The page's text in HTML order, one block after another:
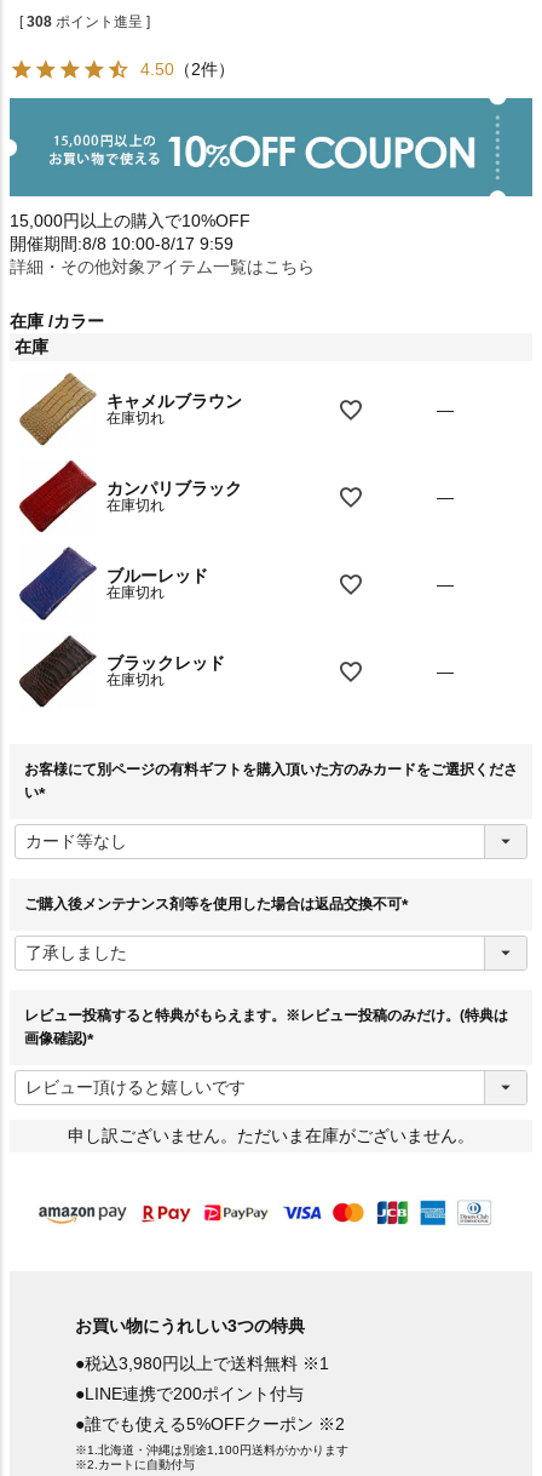
[ 308 ポイント進呈 ]
4.50 （2件）
15,000円以上の購入で10%OFF
開催期間:8/8 10:00-8/17 9:59
詳細・その他対象アイテム一覧はこちら
在庫 カラー
在庫
キャメルブラウン
在庫切れ —
カンパリブラック
在庫切れ —
ブルーレッド
在庫切れ —
ブラックレッド
在庫切れ —
お客様にて別ページの有料ギフトを購入頂いた方のみカードをご選択くださ
い
必
須
ご購入後メンテナンス剤等を使用した場合は返品交換不可
須
レビュー投稿すると特典がもらえます。※レビュー投稿のみだけ。(特典は
画像確認)
必
須
)
申し訳ございません。ただいま在庫がございません。
お買い物にうれしい3つの特典
●税込3,980円以上で送料無料 ※1
●LINE連携で200ポイント付与
●誰でも使える5%OFFクーポン ※2
※1.北海道・沖縄は別途1,100円送料がかかります
※2.カートに自動付与